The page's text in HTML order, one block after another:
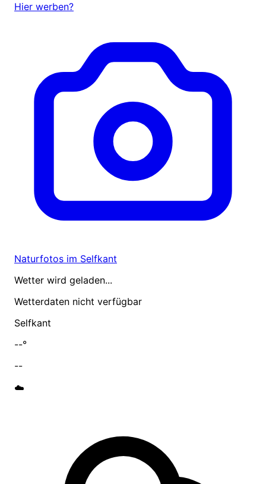
Hier werben?
Naturfotos im Selfkant
Wetter wird geladen...
Wetterdaten nicht verfügbar
Selfkant
--°
--
☁️